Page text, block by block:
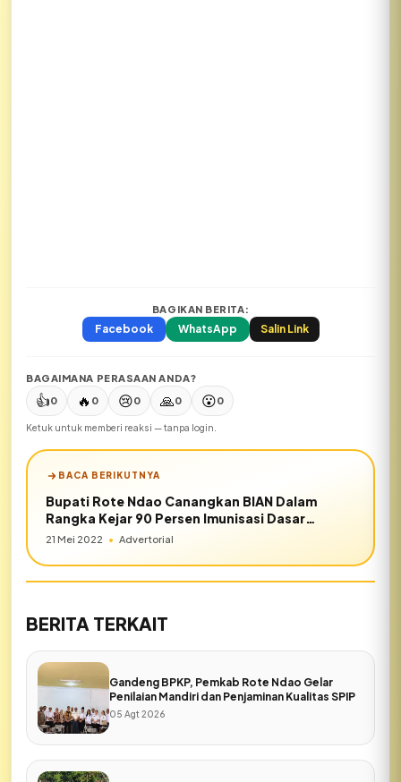
BAGIKAN BERITA:
Facebook WhatsApp Salin Link
BAGAIMANA PERASAAN ANDA?
👍0 🔥 0 😢0 🙏0 😮0
Ketuk untuk memberi reaksi — tanpa login.
BACA BERIKUTNYA
Bupati Rote Ndao Canangkan BIAN Dalam
Rangka Kejar 90 Persen Imunisasi Dasar
Lengkap Anak
21 Mei 2022 • Advertorial
BERITA TERKAIT
Gandeng BPKP, Pemkab Rote Ndao Gelar
Penilaian Mandiri dan Penjaminan Kualitas SPIP
05 Agt 2026